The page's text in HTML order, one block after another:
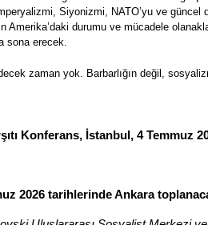
Siyonizmi, NATO’yu ve güncel
Amerika’daki durumu ve mücadele
sona erecek.
zaman yok. Barbarlığın değil,
Konferans, İstanbul, 4 Temmuz
2026 tarihlerinde Ankara